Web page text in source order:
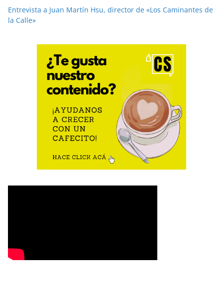
Entrevista a Juan Martín Hsu, director de «Los Caminantes de
la Calle»